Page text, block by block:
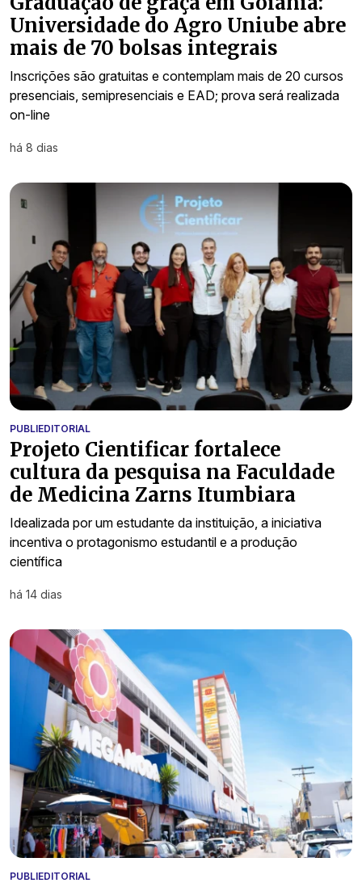
Universidade do Agro Uniube abre
mais de 70 bolsas integrais
Inscrições são gratuitas e contemplam mais de 20 cursos
presenciais, semipresenciais e EAD; prova será realizada
on-line
há 8 dias
PUBLIEDITORIAL
Projeto Cientificar fortalece
cultura da pesquisa na Faculdade
de Medicina Zarns Itumbiara
Idealizada por um estudante da instituição, a iniciativa
incentiva o protagonismo estudantil e a produção
científica
há 14 dias
PUBLIEDITORIAL